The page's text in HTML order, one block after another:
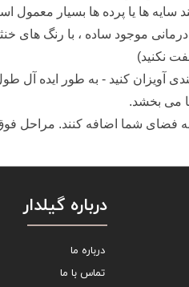
سایه ها یا پرده ها بسیار
موجود ساده ، با رنگ های
نکنید)
آویزان کنید - به طور ایده آل
می بخشد.
فضای شما اضافه کنند. مراحل
درباره گیلدار
درباره ما
تماس با ما